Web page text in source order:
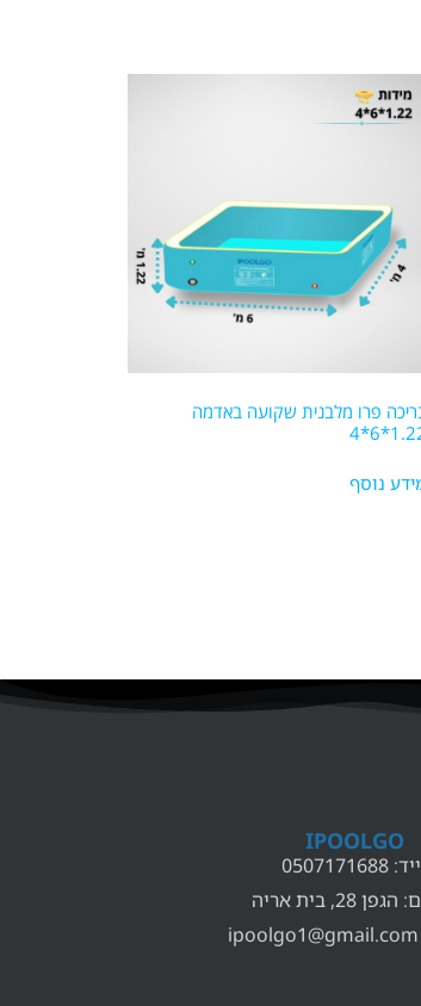
פרו מלבנית שקועה באדמה
נוסף
IPOOLGO
0507171688
28, בית אריה
ipoolgo1@gmail.com